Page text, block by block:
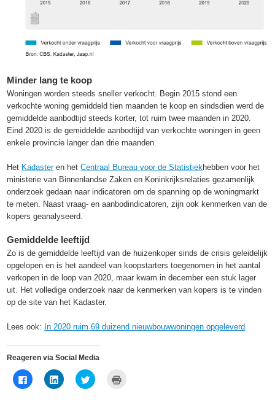
Minder lang te koop
Woningen worden steeds sneller verkocht. Begin 2015 stond een
verkochte woning gemiddeld tien maanden te koop en sindsdien werd de
gemiddelde aanbodtijd steeds korter, tot ruim twee maanden in 2020.
Eind 2020 is de gemiddelde aanbodtijd van verkochte woningen in geen
enkele provincie langer dan drie maanden.
Het Kadasteren hetCentraal Bureau voor de Statistiekhebben voor het
ministerie van Binnenlandse Zaken en Koninkrijksrelaties gezamenlijk
onderzoek gedaan naar indicatoren om de spanning op de woningmarkt
te meten. Naast vraag- en aanbodindicatoren, zijn ook kenmerken van de
kopers geanalyseerd.
Gemiddelde leeftijd
Zo is de gemiddelde leeftijd van de huizenkoper sinds de crisis geleidelijk
opgelopen en is het aandeel van koopstarters toegenomen in het aantal
verkopen in de loop van 2020, maar kwam in december een stuk lager
uit. Het volledige onderzoek naar de kenmerken van kopers is te vinden
op de site van het Kadaster.
Lees ook: In 2020 ruim 69 duizend nieuwbouwwoningen opgeleverd
Reageren via Social Media
Klik
om
Klik
om
Klik
om